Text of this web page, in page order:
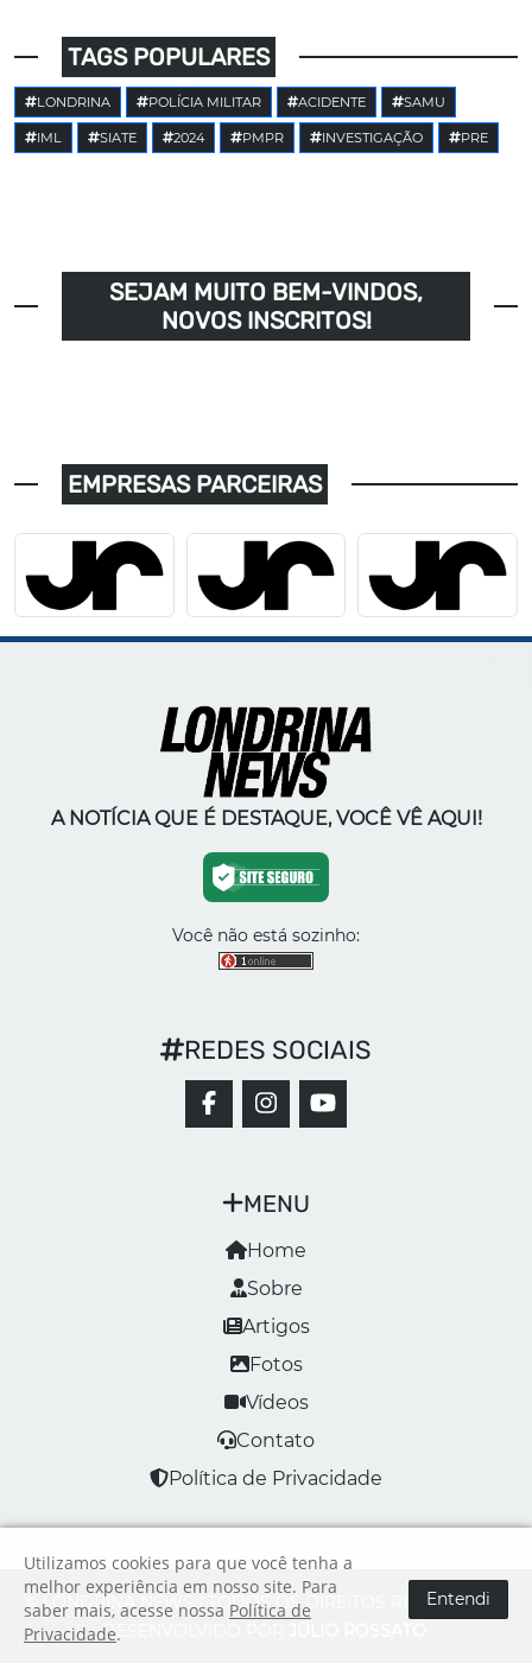
TAGS POPULARES
LONDRINA POLÍCIA MILITAR ACIDENTE SAMU
IML SIATE 2024 PMPR INVESTIGAÇÃO PRE
SEJAM MUITO BEM-VINDOS,
NOVOS INSCRITOS!
EMPRESAS PARCEIRAS
A NOTÍCIA QUE É DESTAQUE, VOCÊ VÊ AQUI!
Você não está sozinho:
MENU
Home
Sobre
Artigos
Fotos
Vídeos
Contato
Política de Privacidade
REDES SOCIAIS
© LONDRINA NEWS | TODOS OS DIREITOS RESERVADOS
DESENVOLVIDO POR
Utilizamos cookies para que você tenha a
melhor experiência em nosso site. Para
saber mais, acesse nossa Política de
Privacidade.
Entendi